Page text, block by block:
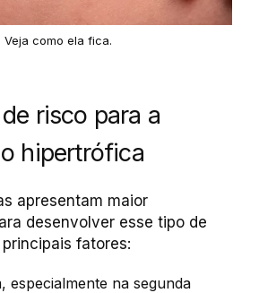
Veja como ela fica.
risco para a
hipertrófica
apresentam maior
desenvolver esse tipo de
fatores:
especialmente na segunda